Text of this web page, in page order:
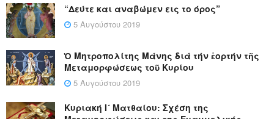
“Δεύτε και αναβώμεν εις το όρος”
5 Αυγούστου 2019
Ὁ Μητροπολίτης Μάνης διά τήν ἑορτήν τῆς
Μεταμορφώσεως τοῦ Κυρίου
5 Αυγούστου 2019
Κυριακή Ι´ Ματθαίου: Σχέση της